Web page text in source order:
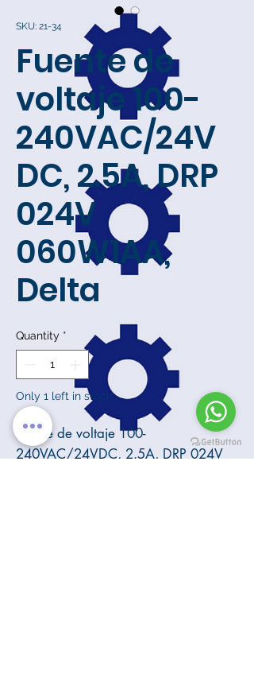
SKU: 21-34
Fuente de
voltaje 100-
240VAC/24V
DC, 2.5A, DRP
024V
060W1AA,
Delta
Quantity *
Only 1 left in stock
Fuente de voltaje 100-
240VAC/24VDC, 2.5A, DRP 024V